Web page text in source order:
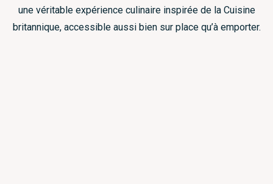
une véritable expérience culinaire inspirée de la Cuisine
britannique, accessible aussi bien sur place qu’à emporter.